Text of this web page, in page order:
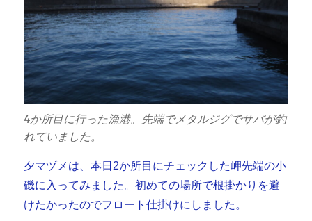
4か所目に行った漁港。先端でメタルジグでサバが釣
れていました。
夕マヅメは、本日2か所目にチェックした岬先端の小
磯に入ってみました。初めての場所で根掛かりを避
けたかったのでフロート仕掛けにしました。